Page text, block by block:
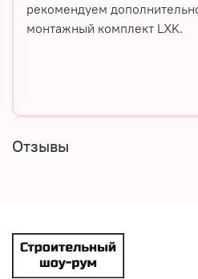
рекомендуем
монтажный комплект LXK.
Отзывы